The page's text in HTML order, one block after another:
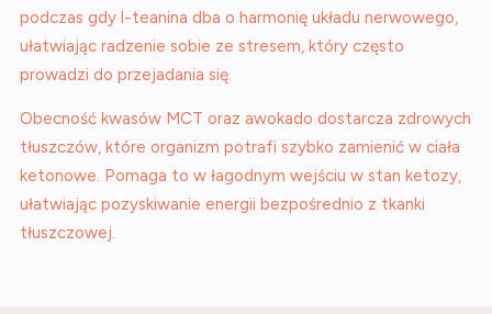
podczas gdy l-teanina dba o harmonię układu nerwowego,
ułatwiając radzenie sobie ze stresem, który często
prowadzi do przejadania się.
Obecność kwasów MCT oraz awokado dostarcza zdrowych
tłuszczów, które organizm potrafi szybko zamienić w ciała
ketonowe. Pomaga to w łagodnym wejściu w stan ketozy,
ułatwiając pozyskiwanie energii bezpośrednio z tkanki
tłuszczowej.